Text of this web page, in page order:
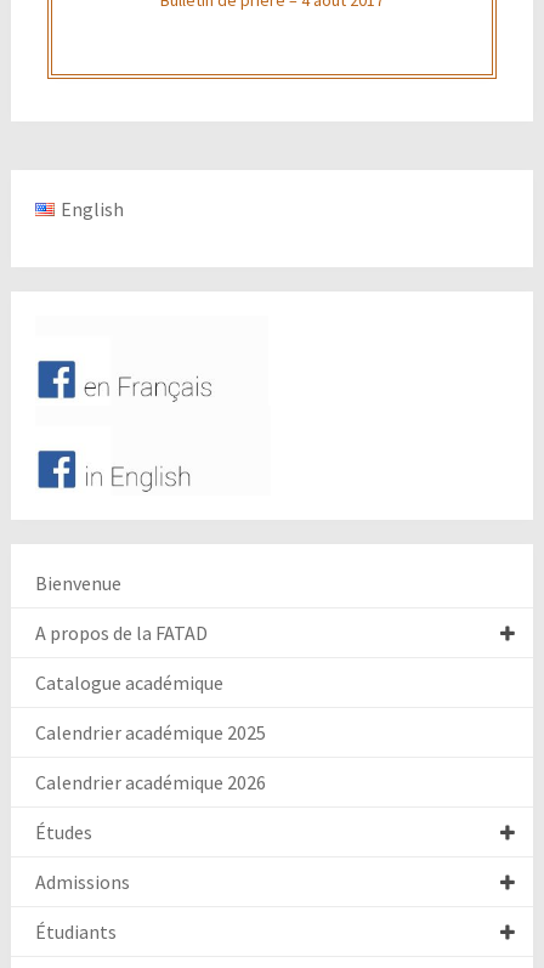
English
Bienvenue
A propos de la FATAD
Catalogue académique
Calendrier académique 2025
Calendrier académique 2026
Études
Admissions
Étudiants